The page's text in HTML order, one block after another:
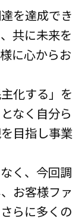
を達成でき
共に未来を
に心からお
化する」を
なく自分ら
目指し事業
く、今回調
お客様ファ
らに多くの